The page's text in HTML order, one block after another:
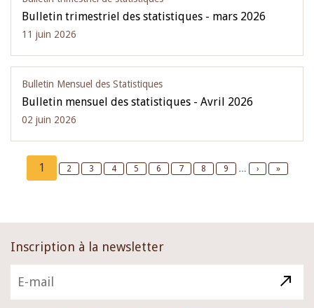
Bulletin trimestriel des statistiques - mars 2026
11 juin 2026
Bulletin Mensuel des Statistiques
Bulletin mensuel des statistiques - Avril 2026
02 juin 2026
Pagination
Current
page
1 Page
2 Page
3 Page
4 Page
5 Page
6 Page
7 Page
8 Page
9 …
Next
›
Last
»
Inscription à la newsletter